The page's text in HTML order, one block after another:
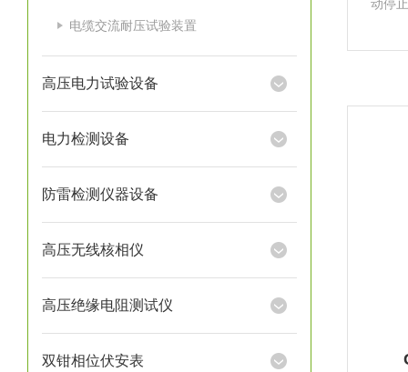
电缆交流耐压试验装置
高压电力试验设备
电力检测设备
防雷检测仪器设备
高压无线核相仪
高压绝缘电阻测试仪
双钳相位伏安表
动停
有自